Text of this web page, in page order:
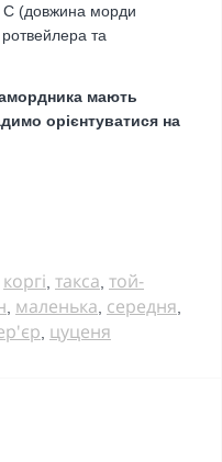
С (довжина морди
та
мають
орієнтуватися на
коргі такса той-
маленька середня
цуценя